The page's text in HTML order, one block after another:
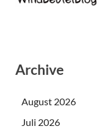
Archive
August 2026
Juli 2026